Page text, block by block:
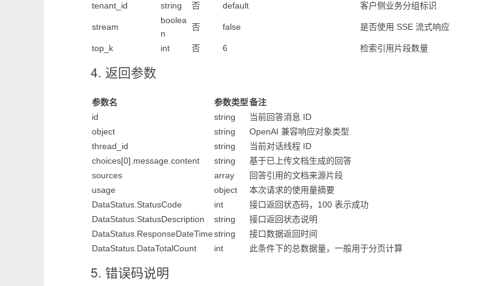
tenant_id
string 否 default 客户侧业务分组标识
stream
boolea
n
否 false 是否使用 SSE 流式响应
top_k int 否 6 检索引用片段数量
4. 返回参数
参数名 参数类型备注
id
string
当前回答消息 ID
object
string
OpenAI 兼容响应对象类型
thread_id
string
当前对话线程 ID
choices[0].message.content
string
基于已上传文档生成的回答
sources
array
回答引用的文档来源片段
usage
object
本次请求的使用量摘要
DataStatus.StatusCode
int
接口返回状态码，100 表示成功
DataStatus.StatusDescription
string
接口返回状态说明
DataStatus.ResponseDateTimestring
接口数据返回时间
DataStatus.DataTotalCount
int 此条件下的总数据量，一般用于分页计算
5. 错误码说明